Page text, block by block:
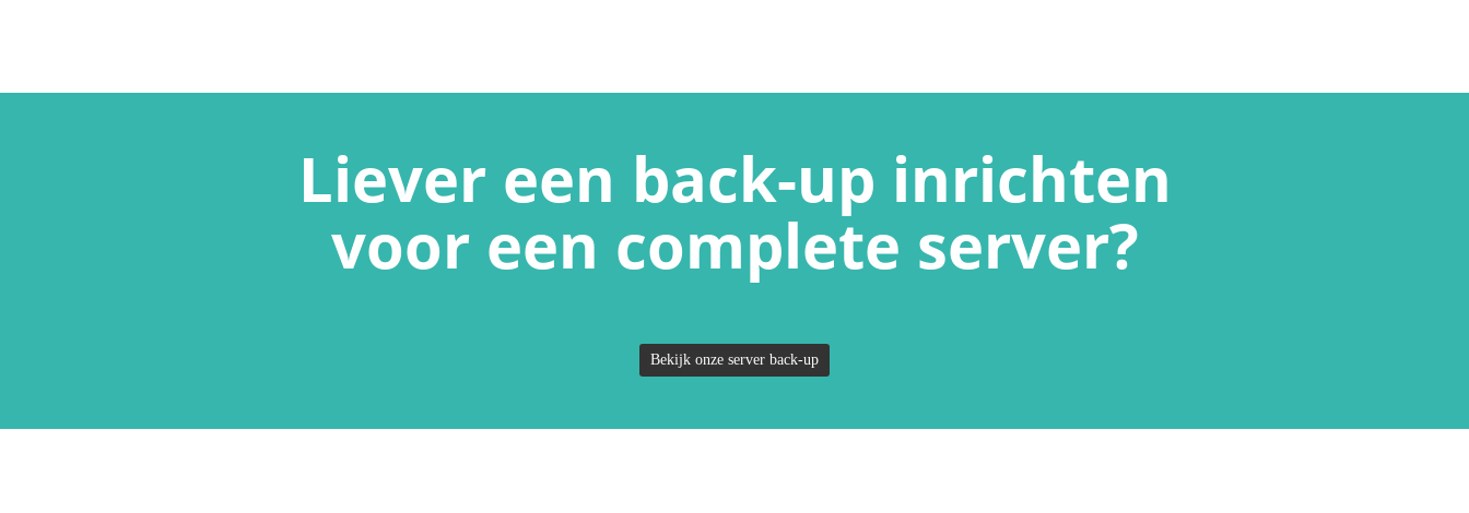
Liever een back-up inrichten
voor een complete server?
Bekijk onze server back-up